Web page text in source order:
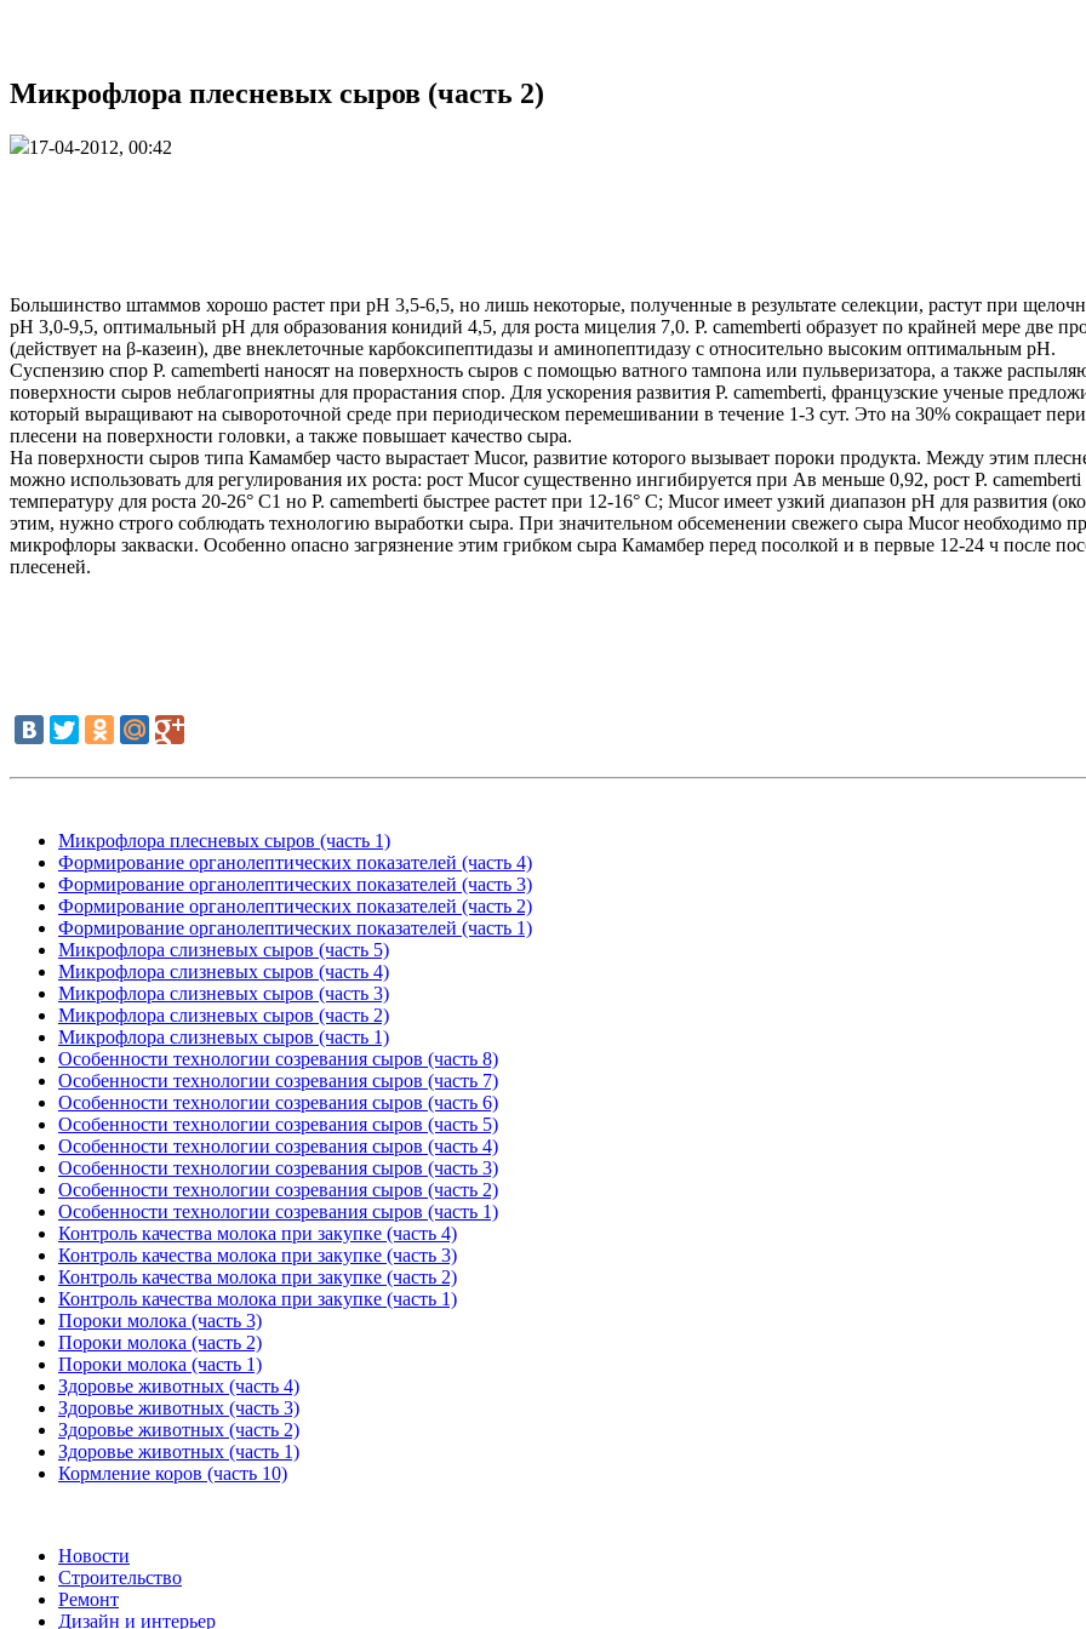
Микрофлора плесневых сыров (часть 2)
17-04-2012, 00:42
Большинство штаммов хорошо растет при pH 3,5-6,5, но лишь некоторые, полученные в результате селекции, растут при
pH 3,0-9,5, оптимальный pH для образования конидий 4,5, для роста мицелия 7,0. Р. camemberti образует по крайней мере две
(действует на β-казеин), две внеклеточные карбоксипептидазы и аминопептидазу с относительно высоким оптимальным pH.
Суспензию спор P. camemberti наносят на поверхность сыров с помощью ватного тампона или пульверизатора, а также
поверхности сыров неблагоприятны для прорастания спор. Для ускорения развития Р. camemberti, французские ученые
который выращивают на сывороточной среде при периодическом перемешивании в течение 1-3 сут. Это на 30% сокращает
плесени на поверхности головки, а также повышает качество сыра.
На поверхности сыров типа Камамбер часто вырастает Mucor, развитие которого вызывает пороки продукта. Между этим
можно использовать для регулирования их роста: рост Mucor существенно ингибируется при Aв меньше 0,92, рост Р.
температуру для роста 20-26° C1 но P. camemberti быстрее растет при 12-16° С; Mucor имеет узкий диапазон pH для развития
этим, нужно строго соблюдать технологию выработки сыра. При значительном обсеменении свежего сыра Mucor необходимо
микрофлоры закваски. Особенно опасно загрязнение этим грибком сыра Камамбер перед посолкой и в первые 12-24 ч после
плесеней.
Микрофлора плесневых сыров (часть 1)
Формирование органолептических показателей (часть 4)
Формирование органолептических показателей (часть 3)
Формирование органолептических показателей (часть 2)
Формирование органолептических показателей (часть 1)
Микрофлора слизневых сыров (часть 5)
Микрофлора слизневых сыров (часть 4)
Микрофлора слизневых сыров (часть 3)
Микрофлора слизневых сыров (часть 2)
Микрофлора слизневых сыров (часть 1)
Особенности технологии созревания сыров (часть 8)
Особенности технологии созревания сыров (часть 7)
Особенности технологии созревания сыров (часть 6)
Особенности технологии созревания сыров (часть 5)
Особенности технологии созревания сыров (часть 4)
Особенности технологии созревания сыров (часть 3)
Особенности технологии созревания сыров (часть 2)
Особенности технологии созревания сыров (часть 1)
Контроль качества молока при закупке (часть 4)
Контроль качества молока при закупке (часть 3)
Контроль качества молока при закупке (часть 2)
Контроль качества молока при закупке (часть 1)
Пороки молока (часть 3)
Пороки молока (часть 2)
Пороки молока (часть 1)
Здоровье животных (часть 4)
Здоровье животных (часть 3)
Здоровье животных (часть 2)
Здоровье животных (часть 1)
Кормление коров (часть 10)
Новости
Строительство
Ремонт
Дизайн и интерьер